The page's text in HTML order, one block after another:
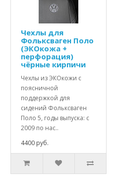
Чехлы для
Фольксваген Поло
(ЭКОкожа +
перфорация)
чёрные кирпичи
Чехлы из ЭКОкожи с
поясничной
поддержкой для
сидений Фольксваген
Поло 5, годы выпуска: c
2009 по нас..
4400 руб.